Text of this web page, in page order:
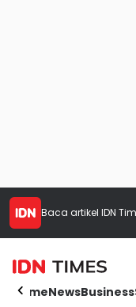
Baca artikel IDN
HomeNewsBusiness